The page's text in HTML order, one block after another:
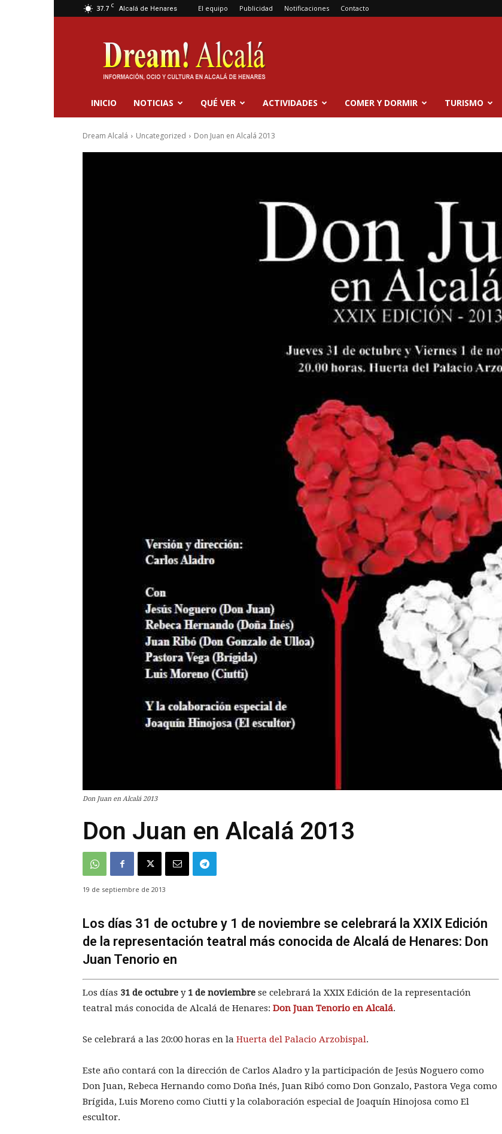
37.7 C Alcalá de Henares El equipo Publicidad Notificaciones Contacto
Dream
Alcalá
INICIO NOTICIAS QUÉ VER ACTIVIDADES COMER Y DORMIR TURISMO
Dream Alcalá Uncategorized Don Juan en Alcalá 2013
Don Juan en Alcalá 2013
Don Juan en Alcalá 2013
19 de septiembre de 2013
Los días 31 de octubre y 1 de noviembre se celebrará la XXIX Edición
de la representación teatral más conocida de Alcalá de Henares: Don
Juan Tenorio en
Los días 31 de octubre y 1 de noviembre se celebrará la XXIX Edición de la representación
teatral más conocida de Alcalá de Henares: Don Juan Tenorio en Alcalá.
Se celebrará a las 20:00 horas en la Huerta del Palacio Arzobispal.
Este año contará con la dirección de Carlos Aladro y la participación de Jesús Noguero como
Don Juan, Rebeca Hernando como Doña Inés, Juan Ribó como Don Gonzalo, Pastora Vega como
Brígida, Luis Moreno como Ciutti y la colaboración especial de Joaquín Hinojosa como El
escultor.